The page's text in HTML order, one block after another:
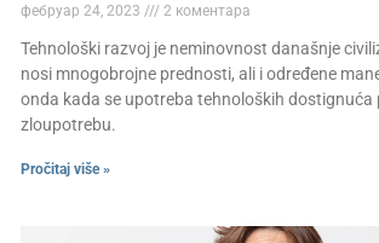
фебруар 24, 2023 2 коментара
Tehnološki razvoj je neminovnost današnje
nosi mnogobrojne prednosti, ali i određene
onda kada se upotreba tehnoloških dostignuća
zloupotrebu.
Pročitaj više »